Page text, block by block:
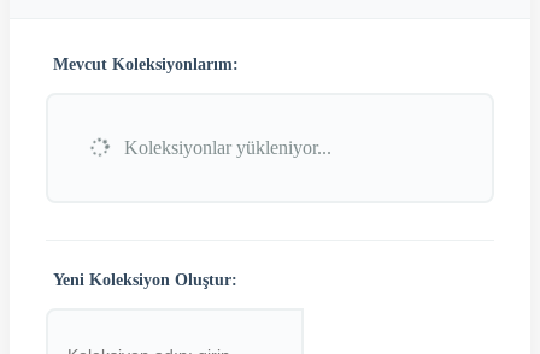
Mevcut Koleksiyonlarım:
Koleksiyonlar yükleniyor...
Yeni Koleksiyon Oluştur: